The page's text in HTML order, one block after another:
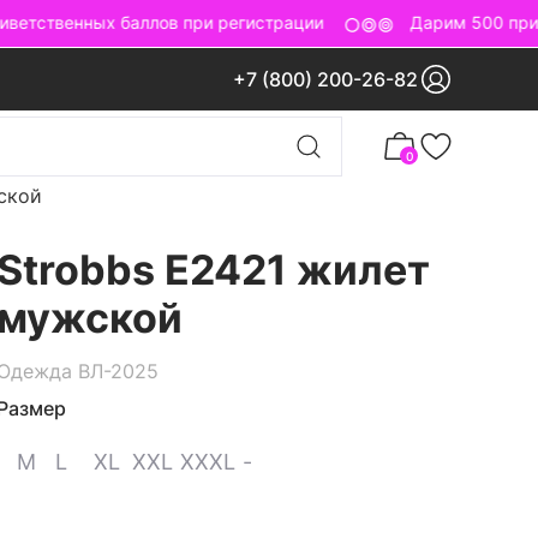
баллов при регистрации Дарим 500
+7 (800) 200-26-82
0
E2421 жилет
ВЛ-2025
M L XL XXL XXXL -